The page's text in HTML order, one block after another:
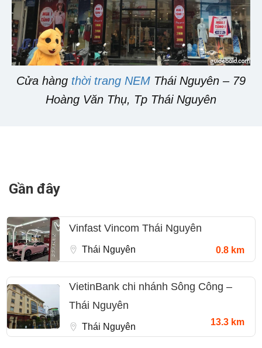
Cửa hàng thời trang NEM Thái Nguyên – 79
Hoàng Văn Thụ, Tp Thái Nguyên
Gần đây
Vinfast Vincom Thái Nguyên
Thái Nguyên 0.8 km
VietinBank chi nhánh Sông Công –
Thái Nguyên
Thái Nguyên 13.3 km